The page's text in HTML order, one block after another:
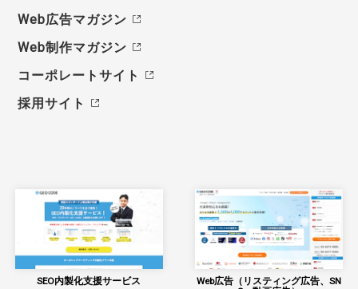
Web広告マガジン
Web制作マガジン
コーポレートサイト
採用サイト
SEO内製化支援サービス
Web広告（リスティング広告、SN